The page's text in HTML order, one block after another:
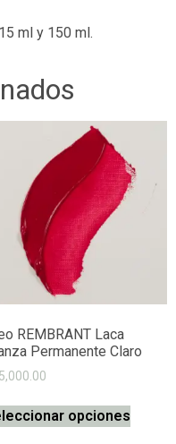
ml y 150 ml.
REMBRANT Laca
Permanente Claro
opciones